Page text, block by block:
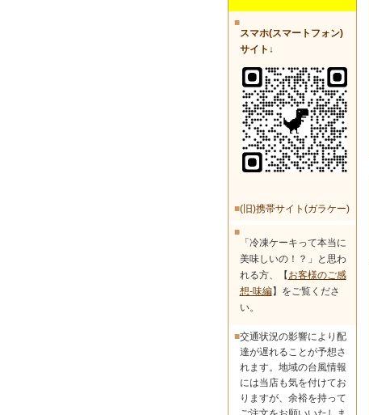
■
スマホ(スマートフォン)
サイト↓
■(旧)携帯サイト(ガラケー)
■
「冷凍ケーキって本当に
美味しいの！？」と思わ
れる方、【 お客様のご感
想-味編】をご覧くださ
い。
■交通状況の影響により配
達が遅れることが予想さ
れます。地域の台風情報
には当店も気を付けてお
りますが、余裕を持って